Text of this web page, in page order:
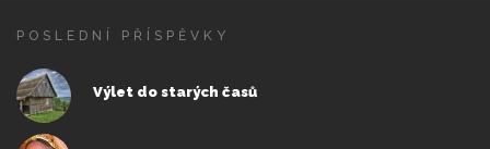
POSLEDNÍ PŘÍSPĚVKY
Výlet do starých časů